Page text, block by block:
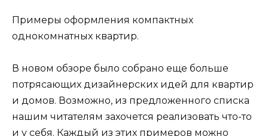
Примеры оформления компактных
однокомнатных квартир.
В новом обзоре было собрано еще больше
потрясающих дизайнерских идей для квартир
и домов. Возможно, из предложенного списка
нашим читателям захочется реализовать что-то
и у себя. Каждый из этих примеров можно